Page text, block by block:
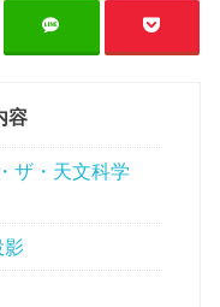
容
ザ・天文科学
影